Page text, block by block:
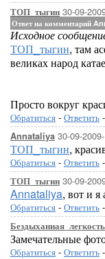
ТОП_тыгин 30-09-
Ответ на комментарий
Исходное
ТОП_тыгин, там
великах народ
Просто вокруг
Обратиться - Ответить -
Annataliya 30-09-
ТОП_тыгин,
Обратиться - Ответить -
ТОП_тыгин 30-09-
Annataliya, вот и
Обратиться - Ответить -
Бездыханная_легкость
Замечательные
Обратиться - Ответить -